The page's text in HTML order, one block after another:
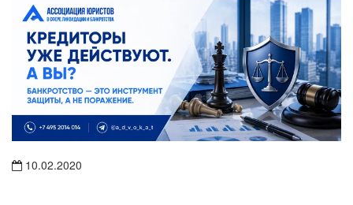
10.02.2020